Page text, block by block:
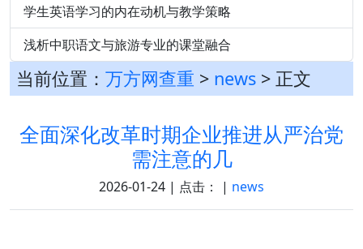
学生英语学习的内在动机与教学策略
浅析中职语文与旅游专业的课堂融合
当前位置： 万方网查重 > news > 正文
全面深化改革时期企业推进从严治党
需注意的几
2026-01-24 | 点击： | news